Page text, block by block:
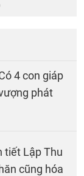
4 con giáp
phát
tiết Lập Thu
cũng hóa